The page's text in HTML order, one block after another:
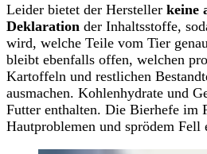
Leider bietet der Hersteller keine
Deklaration der Inhaltsstoffe,
wird, welche Teile vom Tier
bleibt ebenfalls offen, welchen
Kartoffeln und restlichen
ausmachen. Kohlenhydrate und
Futter enthalten. Die Bierhefe im
Hautproblemen und sprödem Fell